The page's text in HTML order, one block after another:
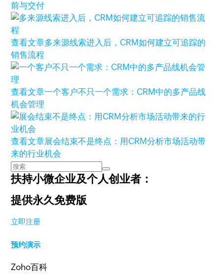
前与交付
查看文章多来源线索进入后，CRM如何建立可追踪的
销售流程
查看文章一个客户不只一个需求：CRM中的多产品线
机会管理
查看文章展会结束不是终点：用CRM分析市场活动带
来的行业机会
扶持小微企业及个人创业者：
提供永久免费版
立即注册
预约演示
Zoho百科